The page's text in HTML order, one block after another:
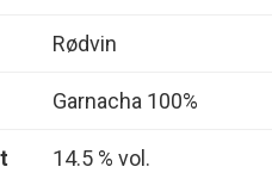
Rødvin
Garnacha 100%
14.5 % vol.